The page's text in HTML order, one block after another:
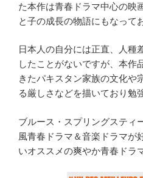
た本作は青春ドラマ中心の映
と子の成長の物語にもなって
日本人の自分には正直、人種
したことがないですが、本作
きたパキスタン家族の文化や
る厳しさなどを描いており勉
ブルース・スプリングスティ
風青春ドラマ＆音楽ドラマが
いオススメの爽やか青春ドラ